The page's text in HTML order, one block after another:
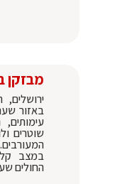
מבזקן
באזור
שוטרים
במצב
החולים